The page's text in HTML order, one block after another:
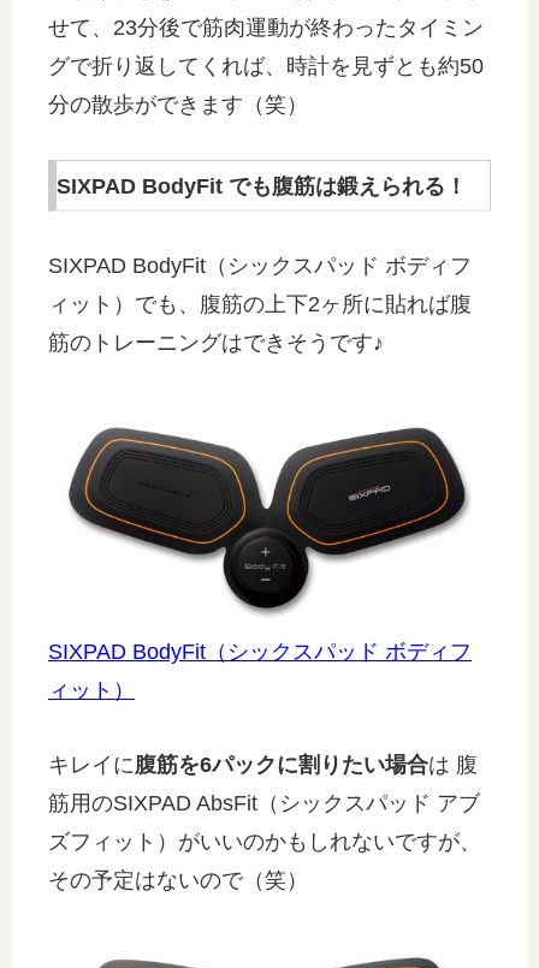
せて、23分後で筋肉運動が終わったタイミン
グで折り返してくれば、時計を見ずとも約50
分の散歩ができます（笑）
SIXPAD BodyFit でも腹筋は鍛えられる！
SIXPAD BodyFit（シックスパッド ボディフ
ィット）でも、腹筋の上下2ヶ所に貼れば腹
筋のトレーニングはできそうです♪
SIXPAD BodyFit（シックスパッド ボディフ
ィット）
キレイに腹筋を6パックに割りたい場合は 腹
筋用のSIXPAD AbsFit（シックスパッド アブ
ズフィット）がいいのかもしれないですが、
その予定はないので（笑）